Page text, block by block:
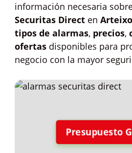
información necesaria
Securitas Direct en Arteixo
tipos de alarmas, precios,
ofertas disponibles para
negocio con la mayor
Presupuesto